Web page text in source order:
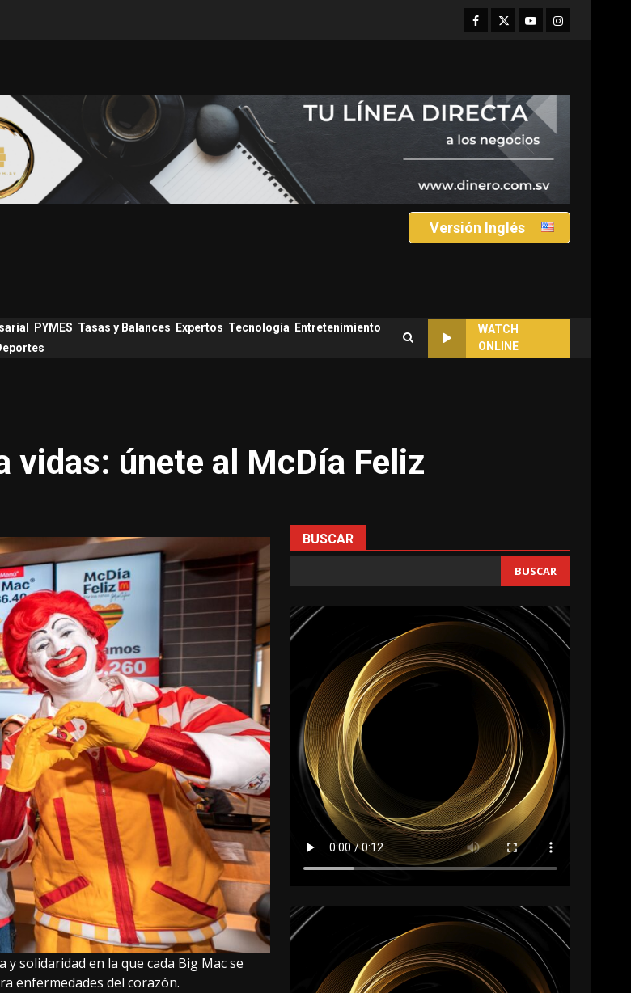
Facebook
TwitterYoutubeInstagram
Versión Inglés
PYMES Tasas y Balances Expertos Tecnología
Entretenimiento
WATCH
ONLINE
vidas: únete al McDía Feliz
y solidaridad en la que cada Big Mac se
enfermedades del corazón.
BUSCAR
BUSCAR